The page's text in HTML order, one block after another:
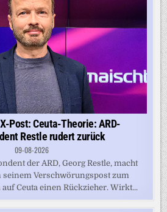
Post: Ceuta-Theorie: ARD-
Restle rudert zurück
09-08-2026
der ARD, Georg Restle, macht
Verschwörungspost zum
Ceuta einen Rückzieher. Wirkt...